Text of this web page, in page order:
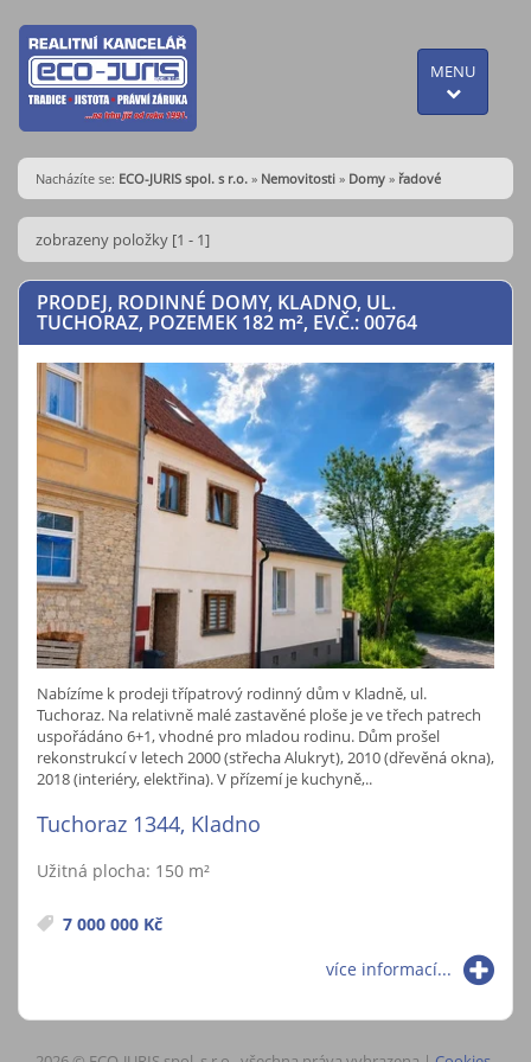
MENU
Nacházíte se: ECO-JURIS spol. s r.o. » Nemovitosti » Domy » řadové
zobrazeny položky [1 - 1]
PRODEJ, RODINNÉ DOMY, KLADNO, UL.
TUCHORAZ, POZEMEK 182 m², EV.Č.: 00764
Nabízíme k prodeji třípatrový rodinný dům v Kladně, ul.
Tuchoraz. Na relativně malé zastavěné ploše je ve třech patrech
uspořádáno 6+1, vhodné pro mladou rodinu. Dům prošel
rekonstrukcí v letech 2000 (střecha Alukryt), 2010 (dřevěná okna),
2018 (interiéry, elektřina). V přízemí je kuchyně,..
Tuchoraz 1344, Kladno
Užitná plocha: 150 m²
7 000 000 Kč
více informací...